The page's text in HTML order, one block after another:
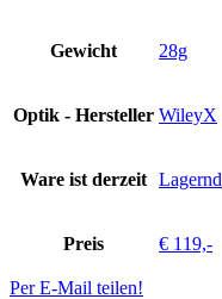
Gewicht 28g
Optik - Hersteller WileyX
Ware ist derzeit Lagernd
Preis € 119,-
Per E-Mail teilen!